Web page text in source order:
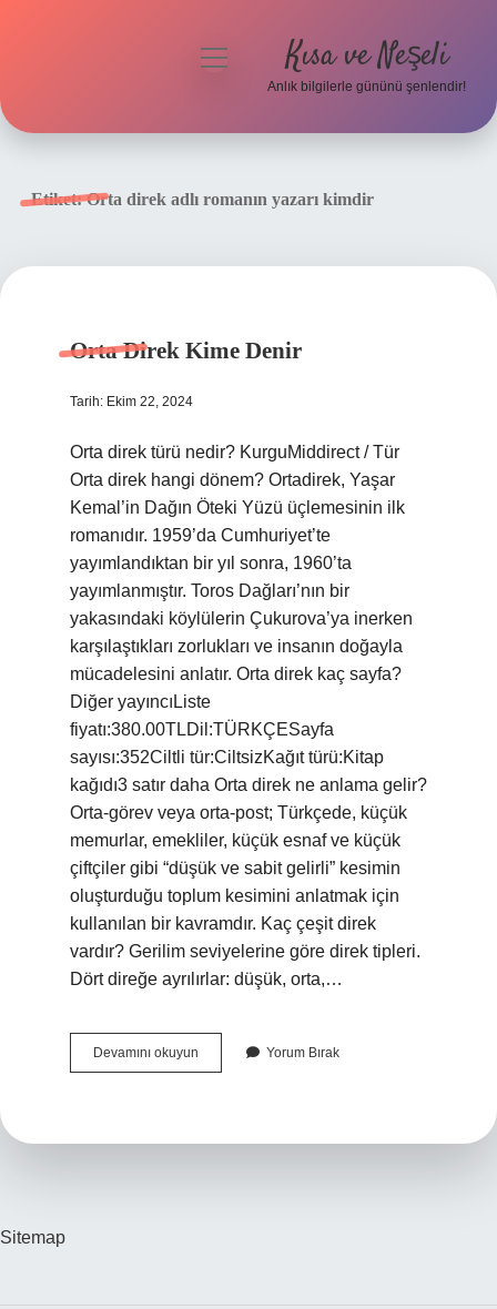
menüyü
Kısa ve Neşeli
Anlık bilgilerle gününü şenlendir!
Etiket:Orta direk adlı romanın yazarı kimdir
Orta Direk Kime Denir
Tarih: Ekim 22, 2024
Orta direk türü nedir? KurguMiddirect / Tür
Orta direk hangi dönem? Ortadirek, Yaşar
Kemal’in Dağın Öteki Yüzü üçlemesinin ilk
romanıdır. 1959’da Cumhuriyet’te
yayımlandıktan bir yıl sonra, 1960’ta
yayımlanmıştır. Toros Dağları’nın bir
yakasındaki köylülerin Çukurova’ya inerken
karşılaştıkları zorlukları ve insanın doğayla
mücadelesini anlatır. Orta direk kaç sayfa?
Diğer yayıncıListe
fiyatı:380.00TLDil:TÜRKÇESayfa
sayısı:352Ciltli tür:CiltsizKağıt türü:Kitap
kağıdı3 satır daha Orta direk ne anlama gelir?
Orta-görev veya orta-post; Türkçede, küçük
memurlar, emekliler, küçük esnaf ve küçük
çiftçiler gibi “düşük ve sabit gelirli” kesimin
oluşturduğu toplum kesimini anlatmak için
kullanılan bir kavramdır. Kaç çeşit direk
vardır? Gerilim seviyelerine göre direk tipleri.
Dört direğe ayrılırlar: düşük, orta,…
Devamını okuyun
Direk
Yorum Bırak
Sitemap